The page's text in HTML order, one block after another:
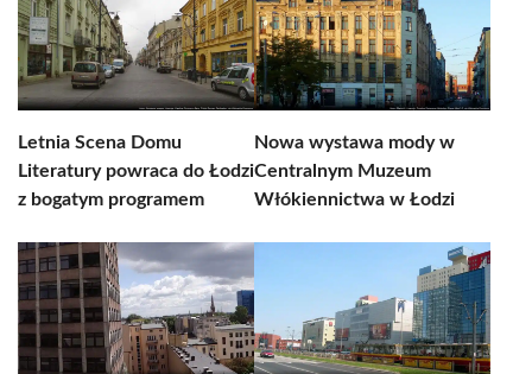
Letnia Scena Domu
Literatury powraca do Łodzi
z bogatym programem
Nowa wystawa mody w
Centralnym Muzeum
Włókiennictwa w Łodzi